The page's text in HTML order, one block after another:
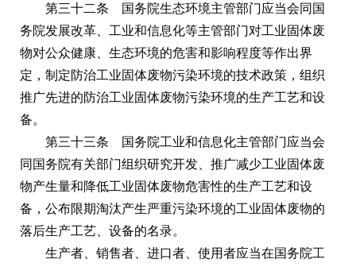
第三十二条 国务院生态环境主管部门应当会同国
务院发展改革、工业和信息化等主管部门对工业固体废
物对公众健康、生态环境的危害和影响程度等作出界
定，制定防治工业固体废物污染环境的技术政策，组织
推广先进的防治工业固体废物污染环境的生产工艺和设
备。
第三十三条 国务院工业和信息化主管部门应当会
同国务院有关部门组织研究开发、推广减少工业固体废
物产生量和降低工业固体废物危害性的生产工艺和设
备，公布限期淘汰产生严重污染环境的工业固体废物的
落后生产工艺、设备的名录。
生产者、销售者、进口者、使用者应当在国务院工